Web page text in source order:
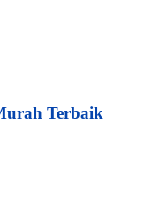
Terbaik